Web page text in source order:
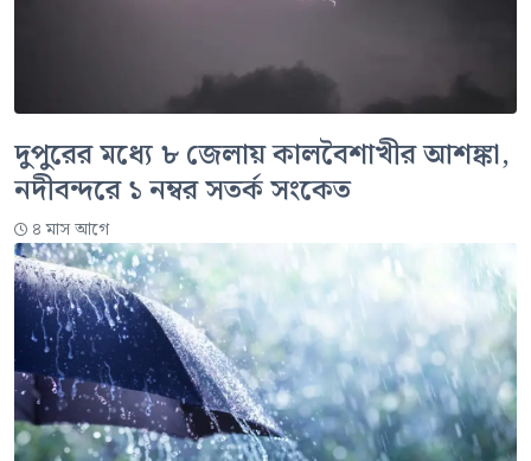
দুপুরের মধ্যে ৮ জেলায় কালবৈশাখীর আশঙ্কা,
নদীবন্দরে ১ নম্বর সতর্ক সংকেত
৪ মাস আগে